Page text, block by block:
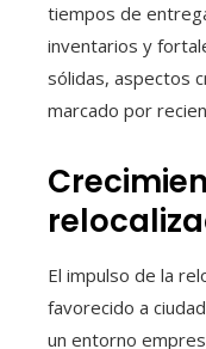
tiempos de
inventarios y
sólidas, aspectos
marcado por
El impulso de la
favorecido a
un entorno